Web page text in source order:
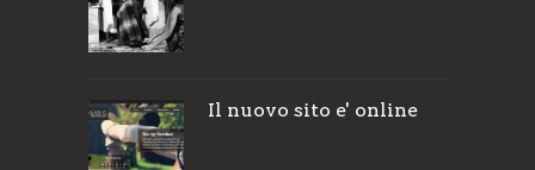
Il nuovo sito e' online